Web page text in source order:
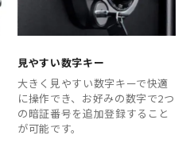
見やすい数字キー
大きく見やすい数字キーで快適
に操作でき、お好みの数字で2つ
の暗証番号を追加登録すること
が可能です。